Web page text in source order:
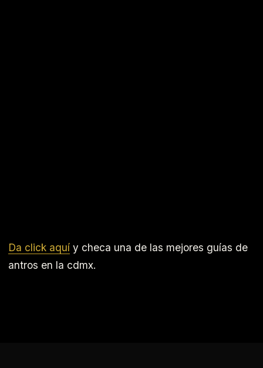
Da click aquí y checa una de las mejores guías de
antros en la cdmx.